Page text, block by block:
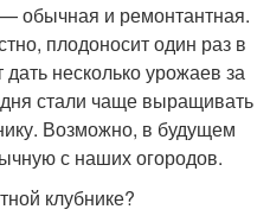
обычная и ремонтантная.
плодоносит один раз в
несколько урожаев за
стали чаще выращивать
Возможно, в будущем
с наших огородов.
клубнике?